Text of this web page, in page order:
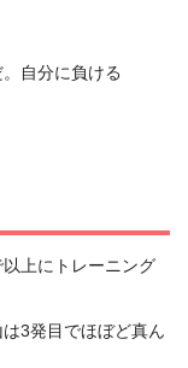
自分に負ける
上にトレーニング
3発目でほぼど真ん